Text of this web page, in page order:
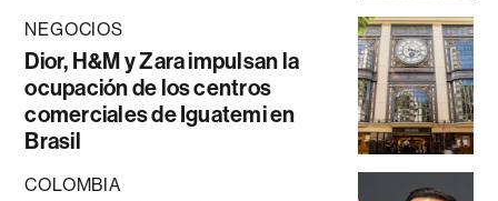
NEGOCIOS
Dior, H&M y Zara impulsan la
ocupación de los centros
comerciales de Iguatemi en
Brasil
COLOMBIA